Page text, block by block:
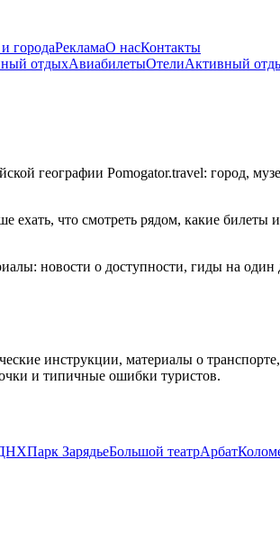
городаРекламаО насКонтакты
отдыхАвиабилетыОтелиАктивный
географии Pomogator.travel: город,
ехать, что смотреть рядом, какие
новости о доступности, гиды на один
инструкции, материалы о
и типичные ошибки туристов.
Парк ЗарядьеБольшой театрАрбат